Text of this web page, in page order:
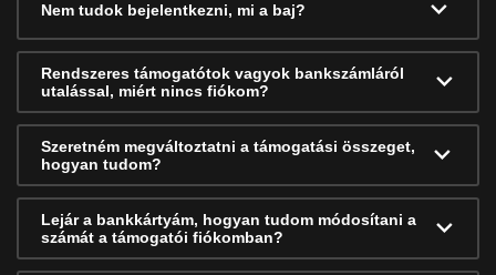
Nem tudok bejelentkezni, mi a baj?
Rendszeres támogatótok vagyok bankszámláról
utalással, miért nincs fiókom?
Szeretném megváltoztatni a támogatási összeget,
hogyan tudom?
Lejár a bankkártyám, hogyan tudom módosítani a
számát a támogatói fiókomban?